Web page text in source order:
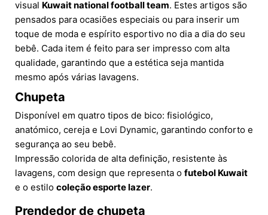
visual Kuwait national football team. Estes artigos são
pensados para ocasiões especiais ou para inserir um
toque de moda e espírito esportivo no dia a dia do seu
bebê. Cada item é feito para ser impresso com alta
qualidade, garantindo que a estética seja mantida
mesmo após várias lavagens.
Chupeta
Disponível em quatro tipos de bico: fisiológico,
anatómico, cereja e Lovi Dynamic, garantindo conforto e
segurança ao seu bebê.
Impressão colorida de alta definição, resistente às
lavagens, com design que representa o futebol Kuwait
e o estilo coleção esporte lazer.
Prendedor de chupeta